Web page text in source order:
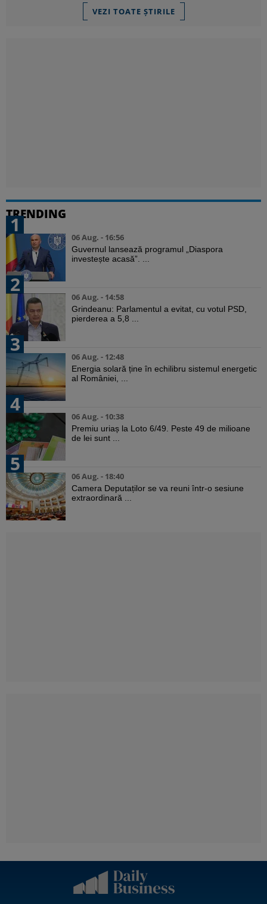
VEZI TOATE ȘTIRILE
TRENDING
1
06 Aug. - 16:56
Guvernul lansează programul „Diaspora
investește acasă”. ...
2
06 Aug. - 14:58
Grindeanu: Parlamentul a evitat, cu votul PSD,
pierderea a 5,8 ...
3
06 Aug. - 12:48
Energia solară ține în echilibru sistemul energetic
al României, ...
4
06 Aug. - 10:38
Premiu uriaș la Loto 6/49. Peste 49 de milioane
de lei sunt ...
5
06 Aug. - 18:40
Camera Deputaților se va reuni într-o sesiune
extraordinară ...